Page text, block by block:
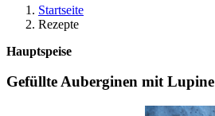
Startseite
Rezepte
Hauptspeise
Gefüllte Auberginen mit Lupine